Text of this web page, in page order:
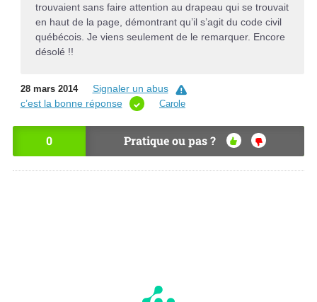
trouvaient sans faire attention au drapeau qui se trouvait
en haut de la page, démontrant qu’il s’agit du code civil
québécois. Je viens seulement de le remarquer. Encore
désolé !!
28 mars 2014
Signaler un abus
c’est la bonne réponse
Carole
0 Pratique ou pas ?
OU
I
NO